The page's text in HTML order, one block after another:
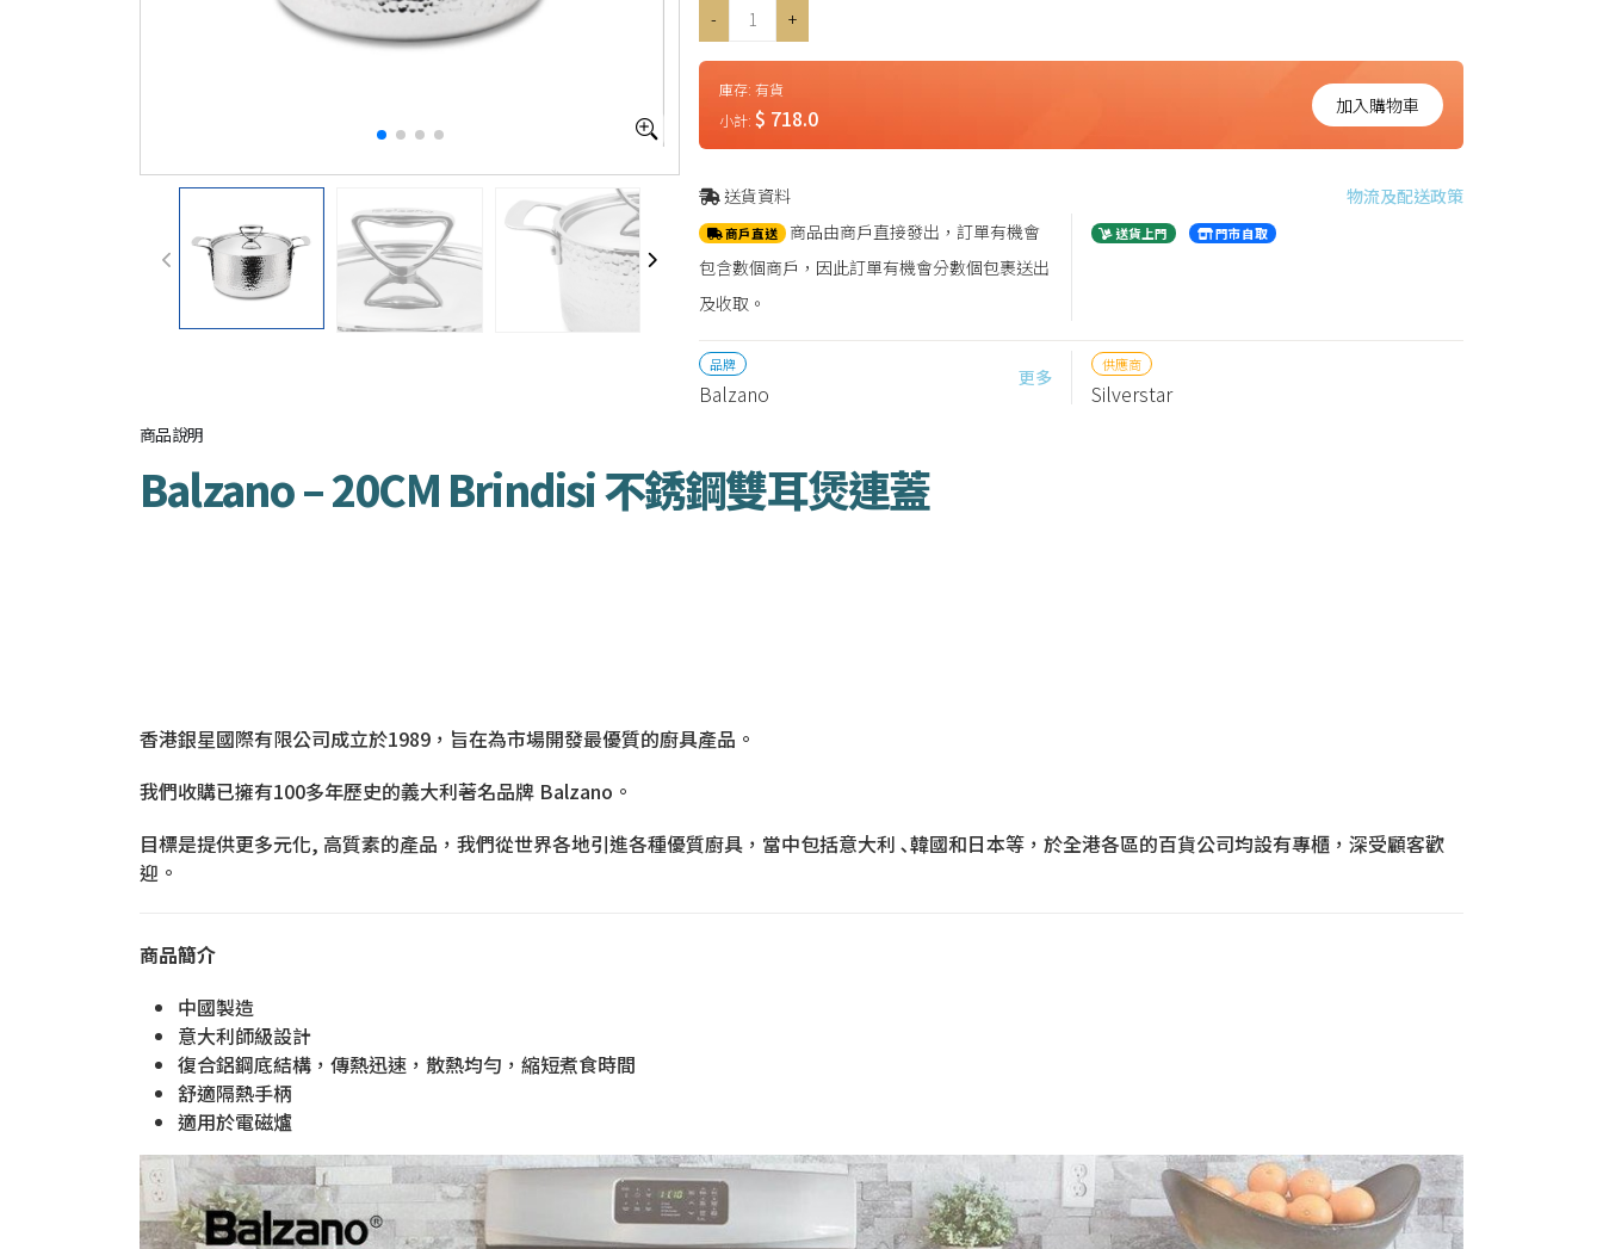
-
+
庫存:有貨
小計:$ 718.0 加入購物車
送貨資料 物流及配送政策
商戶直送 商品由商戶直接發出，訂單有機會
包含數個商戶，因此訂單有機會分數個包裹送出
及收取。
送貨上門 門市自取
品牌
Balzano
更多
供應商
Silverstar
商品說明
Balzano – 20CM Brindisi 不銹鋼雙耳煲連蓋
香港銀星國際有限公司成立於1989，旨在為市場開發最優質的廚具產品。
我們收購已擁有100多年歷史的義大利著名品牌 Balzano。
目標是提供更多元化, 高質素的產品，我們從世界各地引進各種優質廚具，當中包括意大利 ､韓國和日本等，於全港各區的百貨公司均設有專櫃，深受顧客歡
迎。
商品簡介
中國製造
意大利師級設計
復合鋁鋼底結構，傳熱迅速，散熱均勻，縮短煮食時間
舒適隔熱手柄
適用於電磁爐